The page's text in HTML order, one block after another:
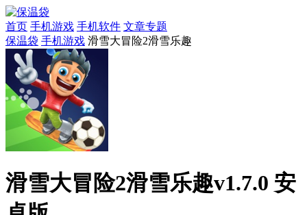
首页 手机游戏 手机软件 文章专题
保温袋 手机游戏 滑雪大冒险2滑雪乐趣
滑雪大冒险2滑雪乐趣v1.7.0 安